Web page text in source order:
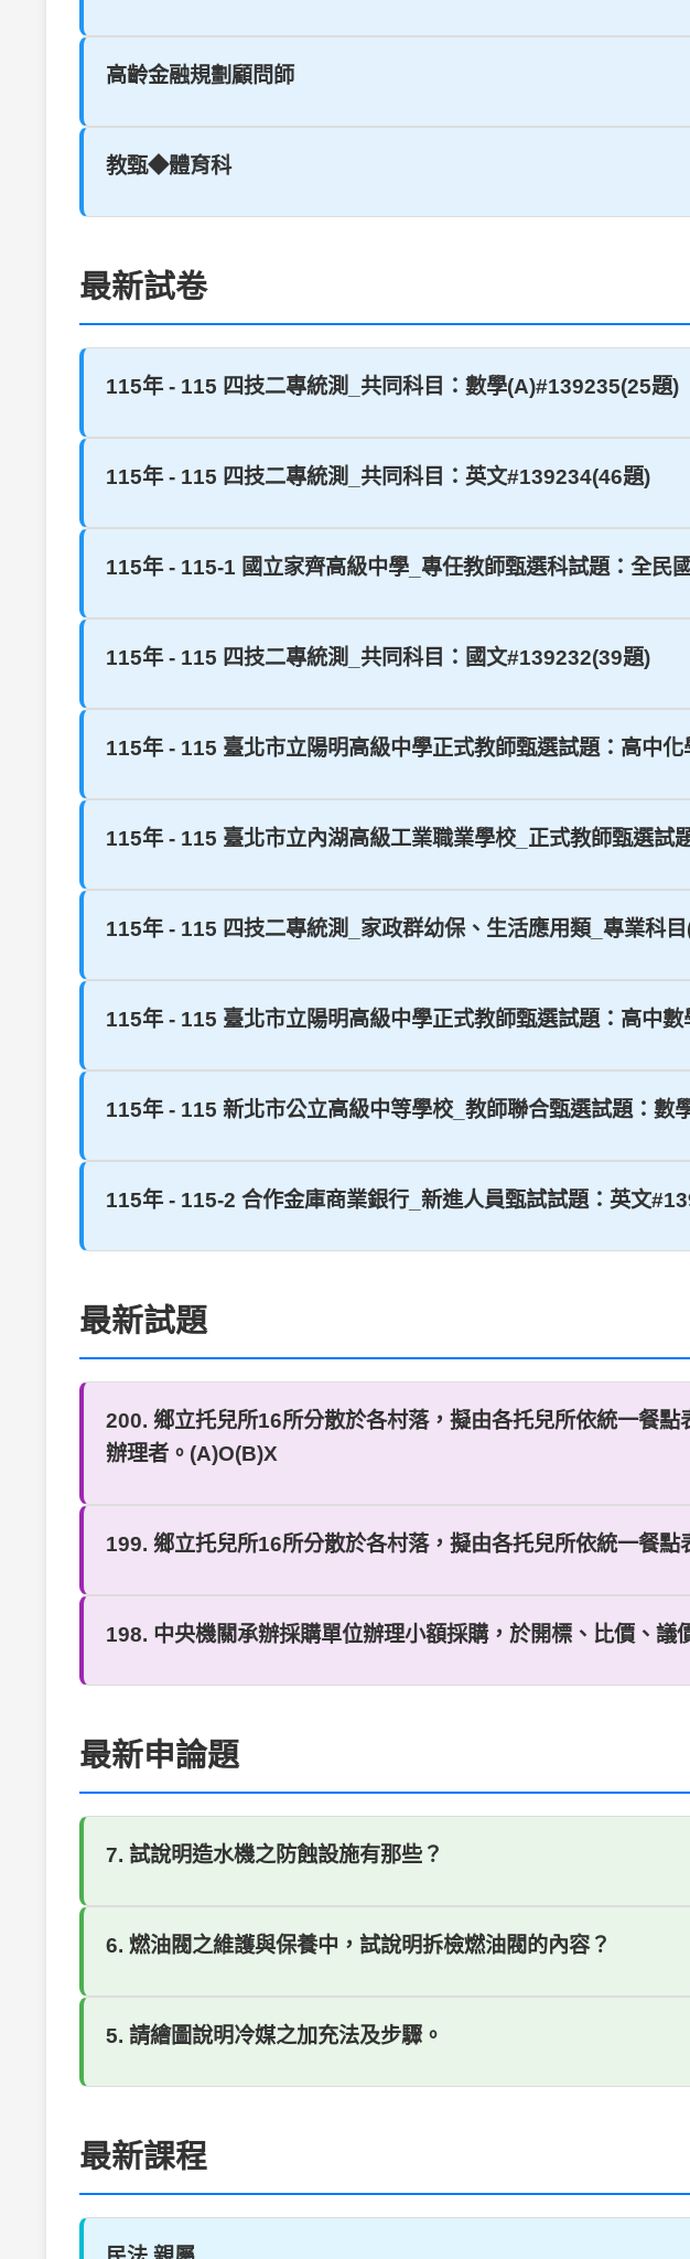
高齡金融規劃顧問師
教甄◆體育科
最新試卷
115年 - 115 四技二專統測_共同科目：數學(A)#139235(25題)
115年 - 115 四技二專統測_共同科目：英文#139234(46題)
115年 - 115-1 國立家齊高級中學_專任教師甄選科試題：全民
115年 - 115 四技二專統測_共同科目：國文#139232(39題)
115年 - 115 臺北市立陽明高級中學正式教師甄選試題：高中
115年 - 115 臺北市立內湖高級工業職業學校_正式教師甄選
115年 - 115 四技二專統測_家政群幼保、生活應用類_專業科
115年 - 115 臺北市立陽明高級中學正式教師甄選試題：高中
115年 - 115 新北市公立高級中等學校_教師聯合甄選試題：數
115年 - 115-2 合作金庫商業銀行_新進人員甄試試題：英文
最新試題
200. 鄉立托兒所16所分散於各村落，擬由各托兒所依統一餐
辦理者。(A)O(B)X
199. 鄉立托兒所16所分散於各村落，擬由各托兒所依統一餐
198. 中央機關承辦採購單位辦理小額採購，於開標、比價、
最新申論題
7. 試說明造水機之防蝕設施有那些？
6. 燃油閥之維護與保養中，試說明拆檢燃油閥的內容？
5. 請繪圖說明冷媒之加充法及步驟。
最新課程